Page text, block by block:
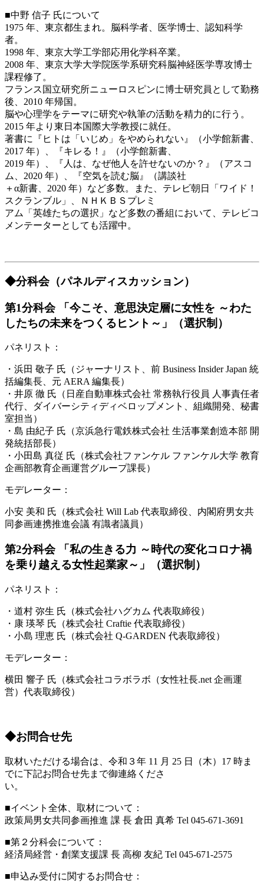
■中野 信子 氏について
1975 年、東京都生まれ。脳科学者、医学博士、認知科学
者。
1998 年、東京大学工学部応用化学科卒業。
2008 年、東京大学大学院医学系研究科脳神経医学専攻博士
課程修了。
フランス国立研究所ニューロスピンに博士研究員として勤務
後、2010 年帰国。
脳や心理学をテーマに研究や執筆の活動を精力的に行う。
2015 年より東日本国際大学教授に就任。
著書に『ヒトは「いじめ」をやめられない』（小学館新書、
2017 年）、『キレる！』（小学館新書、
2019 年）、『人は、なぜ他人を許せないのか？』（アスコ
ム、2020 年）、『空気を読む脳』（講談社
＋α新書、2020 年）など多数。また、テレビ朝日「ワイド！
スクランブル」、ＮＨＫＢＳプレミ
アム「英雄たちの選択」など多数の番組において、テレビコ
メンテーターとしても活躍中。
◆分科会（パネルディスカッション）
第1分科会 「今こそ、意思決定層に女性を ～わた
したちの未来をつくるヒント～」（選択制）
パネリスト：
・浜田 敬子 氏（ジャーナリスト、前 Business Insider Japan 統
括編集長、元 AERA 編集長）
・井原 徹 氏（日産自動車株式会社 常務執行役員 人事責任者
代行、ダイバーシティディベロップメント、組織開発、秘書
室担当）
・島 由紀子 氏（京浜急行電鉄株式会社 生活事業創造本部 開
発統括部長）
・小田島 真従 氏（株式会社ファンケル ファンケル大学 教育
企画部教育企画運営グループ課長）
モデレーター：
小安 美和 氏（株式会社 Will Lab 代表取締役、内閣府男女共
同参画連携推進会議 有識者議員）
第2分科会 「私の生きる力 ～時代の変化コロナ禍
を乗り越える女性起業家～」（選択制）
パネリスト：
・道村 弥生 氏（株式会社ハグカム 代表取締役）
・康 瑛琴 氏（株式会社 Craftie 代表取締役）
・小島 理恵 氏（株式会社 Q-GARDEN 代表取締役）
モデレーター：
横田 響子 氏（株式会社コラボラボ（女性社長.net 企画運
営）代表取締役）
◆お問合せ先
取材いただける場合は、令和３年 11 月 25 日（木）17 時ま
でに下記お問合せ先まで御連絡くださ
い。
■イベント全体、取材について：
政策局男女共同参画推進 課 長 倉田 真希 Tel 045-671-3691
■第２分科会について：
経済局経営・創業支援課 長 高柳 友紀 Tel 045-671-2575
■申込み受付に関するお問合せ：